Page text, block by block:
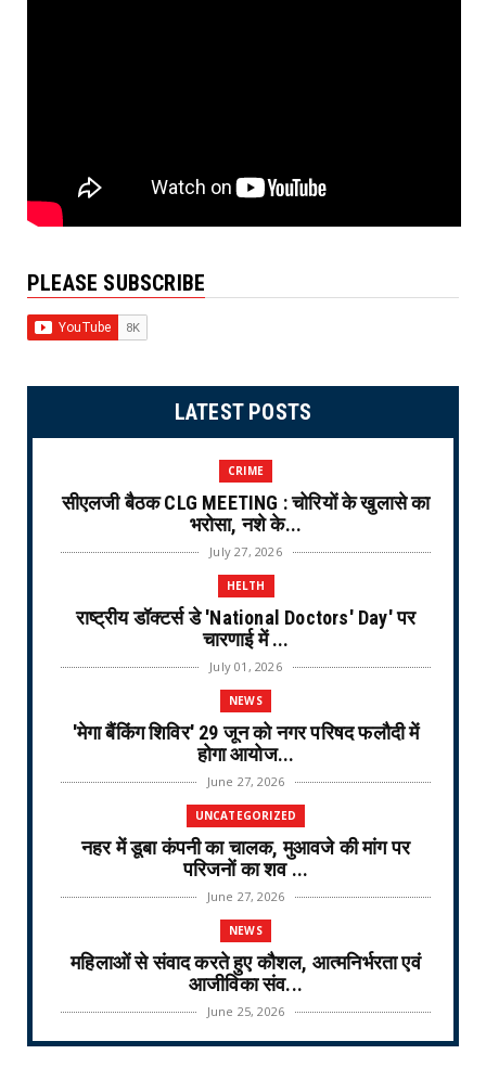
PLEASE SUBSCRIBE
LATEST POSTS
CRIME
सीएलजी बैठक CLG MEETING : चोरियों के खुलासे का
भरोसा, नशे के...
July 27, 2026
HELTH
राष्ट्रीय डॉक्टर्स डे 'National Doctors' Day' पर
चारणाई में ...
July 01, 2026
NEWS
'मेगा बैंकिंग शिविर' 29 जून को नगर परिषद फलौदी में
होगा आयोज...
June 27, 2026
UNCATEGORIZED
नहर में डूबा कंपनी का चालक, मुआवजे की मांग पर
परिजनों का शव ...
June 27, 2026
NEWS
महिलाओं से संवाद करते हुए कौशल, आत्मनिर्भरता एवं
आजीविका संव...
June 25, 2026
NEWS